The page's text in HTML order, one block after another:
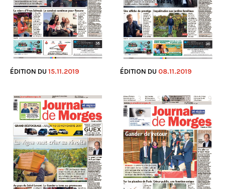
ÉDITION DU 15.11.2019 ÉDITION DU 08.11.2019